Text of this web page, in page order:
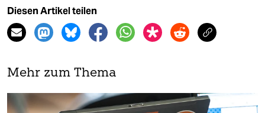
Diesen Artikel teilen
Mehr zum Thema